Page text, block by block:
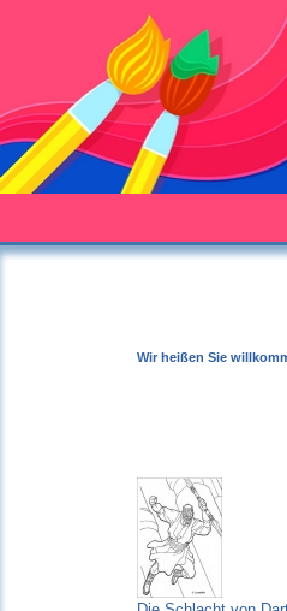
Wir heißen Sie